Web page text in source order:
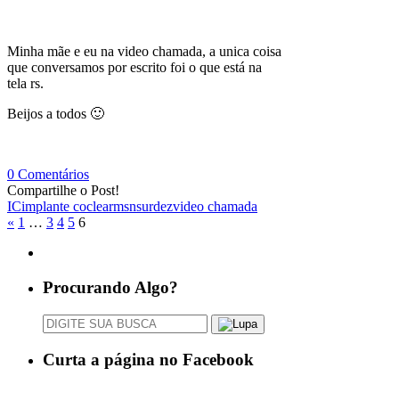
Minha mãe e eu na video chamada, a unica coisa
que conversamos por escrito foi o que está na
tela rs.
Beijos a todos 🙂
0 Comentários
Compartilhe o Post!
ICimplante coclearmsnsurdezvideo chamada
« 1 … 3 4 5 6
Procurando Algo?
Curta a página no Facebook